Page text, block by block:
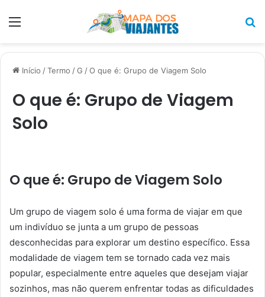
Menu
Início /Termo /G /O que é: Grupo de Viagem Solo
O que é: Grupo de Viagem
Solo
O que é: Grupo de Viagem Solo
Um grupo de viagem solo é uma forma de viajar em que
um indivíduo se junta a um grupo de pessoas
desconhecidas para explorar um destino específico. Essa
modalidade de viagem tem se tornado cada vez mais
popular, especialmente entre aqueles que desejam viajar
sozinhos, mas não querem enfrentar todas as dificuldades